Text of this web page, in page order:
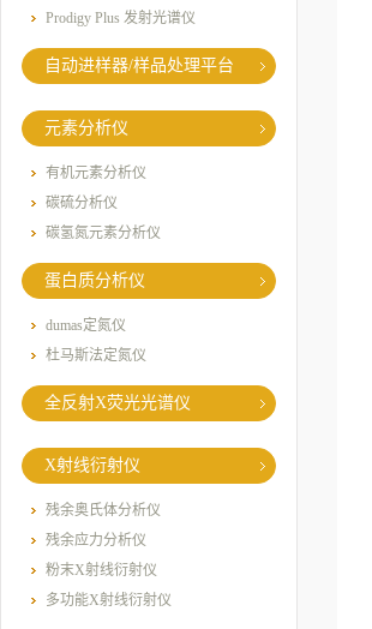
Prodigy Plus 发射光谱仪
自动进样器/样品处理平台
元素分析仪
有机元素分析仪
碳硫分析仪
碳氢氮元素分析仪
蛋白质分析仪
dumas定氮仪
杜马斯法定氮仪
全反射X荧光光谱仪
X射线衍射仪
残余奥氏体分析仪
残余应力分析仪
粉末X射线衍射仪
多功能X射线衍射仪